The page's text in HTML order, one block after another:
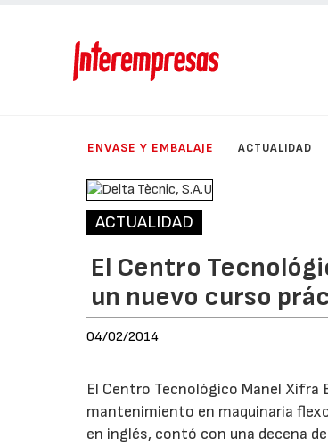
ENVASE Y EMBALAJE ACTUALIDAD
ACTUALIDAD
El Centro
un nuevo curso
04/02/2014
El Centro Tecnológico Manel Xifra
mantenimiento en maquinaria
en inglés, contó con una decena